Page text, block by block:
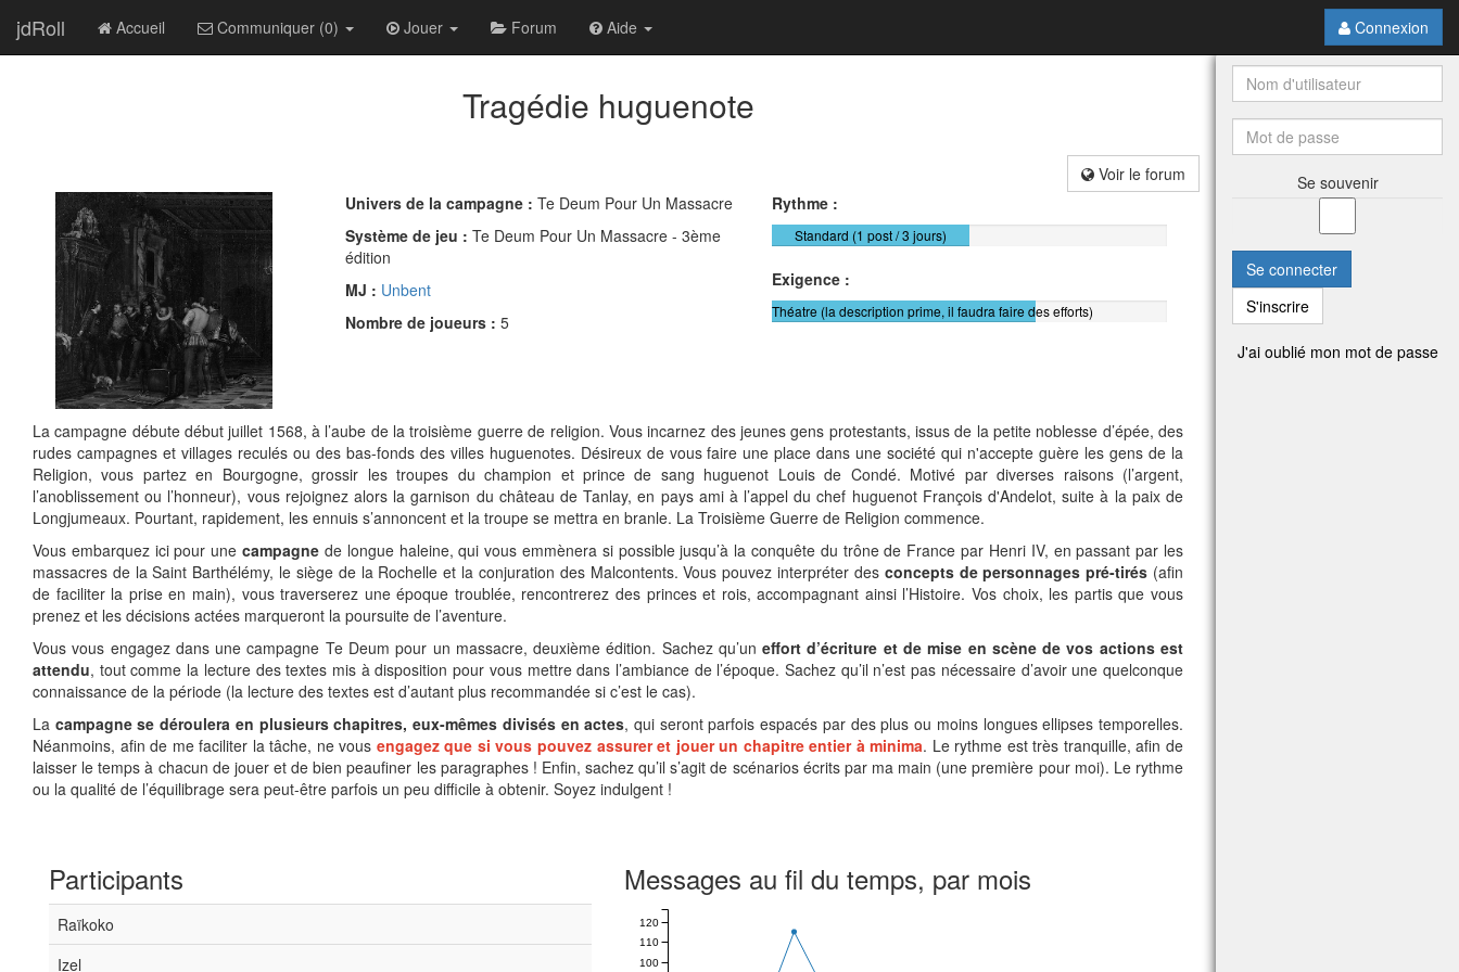
jdRoll Accueil Communiquer (0) Jouer Forum Aide Connexion
Tragédie huguenote
Voir le forum
Univers de la campagne : Te Deum Pour Un Massacre
Système de jeu : Te Deum Pour Un Massacre - 3ème
édition
MJ : Unbent
Nombre de joueurs : 5
Rythme :
Standard (1 post / 3 jours)
Exigence :
Théatre (la description prime, il faudra faire des efforts)
La campagne débute début juillet 1568, à l’aube de la troisième guerre de religion. Vous incarnez des jeunes gens protestants, issus de la petite noblesse d’épée, des
rudes campagnes et villages reculés ou des bas-fonds des villes huguenotes. Désireux de vous faire une place dans une société qui n'accepte guère les gens de la
Religion, vous partez en Bourgogne, grossir les troupes du champion et prince de sang huguenot Louis de Condé. Motivé par diverses raisons (l’argent,
l’anoblissement ou l’honneur), vous rejoignez alors la garnison du château de Tanlay, en pays ami à l’appel du chef huguenot François d'Andelot, suite à la paix de
Longjumeaux. Pourtant, rapidement, les ennuis s’annoncent et la troupe se mettra en branle. La Troisième Guerre de Religion commence.
Vous embarquez ici pour unecampagne de longue haleine, qui vous emmènera si possible jusqu’à la conquête du trône de France par Henri IV, en passant par les
massacres de la Saint Barthélémy, le siège de la Rochelle et la conjuration des Malcontents. Vous pouvez interpréter des concepts de personnages pré-tirés (afin
de faciliter la prise en main), vous traverserez une époque troublée, rencontrerez des princes et rois, accompagnant ainsi l’Histoire. Vos choix, les partis que vous
prenez et les décisions actées marqueront la poursuite de l’aventure.
Vous vous engagez dans une campagne Te Deum pour un massacre, deuxième édition. Sachez qu’uneffort d’écriture et de mise en scène de vos actions est
attendu, tout comme la lecture des textes mis à disposition pour vous mettre dans l’ambiance de l’époque. Sachez qu’il n’est pas nécessaire d’avoir une quelconque
connaissance de la période (la lecture des textes est d’autant plus recommandée si c’est le cas).
La campagne se déroulera en plusieurs chapitres, eux-mêmes divisés en actes, qui seront parfois espacés par des plus ou moins longues ellipses temporelles.
Néanmoins, afin de me faciliter la tâche, ne vous engagez que si vous pouvez assurer et jouer un chapitre entier à minima. Le rythme est très tranquille, afin de
laisser le temps à chacun de jouer et de bien peaufiner les paragraphes ! Enfin, sachez qu’il s’agit de scénarios écrits par ma main (une première pour moi). Le rythme
ou la qualité de l’équilibrage sera peut-être parfois un peu difficile à obtenir. Soyez indulgent !
Participants
Raïkoko
Izel
Messages au fil du temps, par mois
100
110
120
Se souvenir
Se connecter
S'inscrire
J'ai oublié mon mot de passe